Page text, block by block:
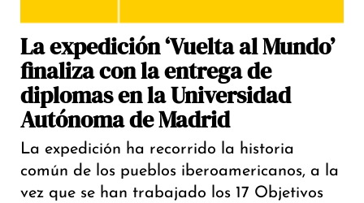
La expedición ‘Vuelta al Mundo’
finaliza con la entrega de
diplomas en la Universidad
Autónoma de Madrid
La expedición ha recorrido la historia
común de los pueblos iberoamericanos, a la
vez que se han trabajado los 17 Objetivos